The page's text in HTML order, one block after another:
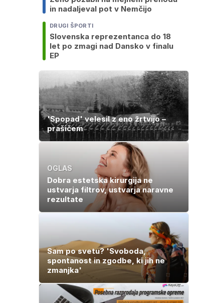
in nadaljeval pot v Nemčijo
DRUGI ŠPORTI
Slovenska reprezentanca do 18
let po zmagi nad Dansko v finalu
EP
'Spopad' velesil z eno žrtvijo –
prašičem
OGLAS
Dobra estetska kirurgija ne
ustvarja filtrov, ustvarja naravne
rezultate
Sam po svetu? 'Svoboda,
spontanost in zgodbe, ki jih ne
zmanjka'